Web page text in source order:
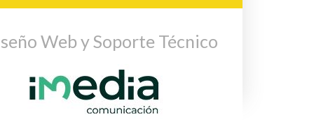
Web y Soporte Técnico